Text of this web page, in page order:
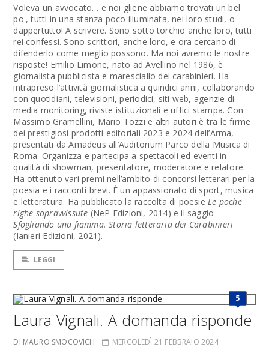
Voleva un avvocato… e noi gliene abbiamo trovati un bel
po', tutti in una stanza poco illuminata, nei loro studi, o
dappertutto! A scrivere. Sono sotto torchio anche loro, tutti
rei confessi. Sono scrittori, anche loro, e ora cercano di
difenderlo come meglio possono. Ma noi avremo le nostre
risposte! Emilio Limone, nato ad Avellino nel 1986, è
giornalista pubblicista e maresciallo dei carabinieri. Ha
intrapreso l’attività giornalistica a quindici anni, collaborando
con quotidiani, televisioni, periodici, siti web, agenzie di
media monitoring, riviste istituzionali e uffici stampa. Con
Massimo Gramellini, Mario Tozzi e altri autori è tra le firme
dei prestigiosi prodotti editoriali 2023 e 2024 dell’Arma,
presentati da Amadeus all’Auditorium Parco della Musica di
Roma. Organizza e partecipa a spettacoli ed eventi in
qualità di showman, presentatore, moderatore e relatore.
Ha ottenuto vari premi nell’ambito di concorsi letterari per la
poesia e i racconti brevi. È un appassionato di sport, musica
e letteratura. Ha pubblicato la raccolta di poesieLe poche
righe sopravvissute (NeP Edizioni, 2014) e il saggio
Sfogliando una fiamma. Storia letteraria dei Carabinieri
(Ianieri Edizioni, 2021).
LEGGI
5
Laura Vignali. A domanda risponde
DI MAURO SMOCOVICH MERCOLEDÌ 21 FEBBRAIO 2024